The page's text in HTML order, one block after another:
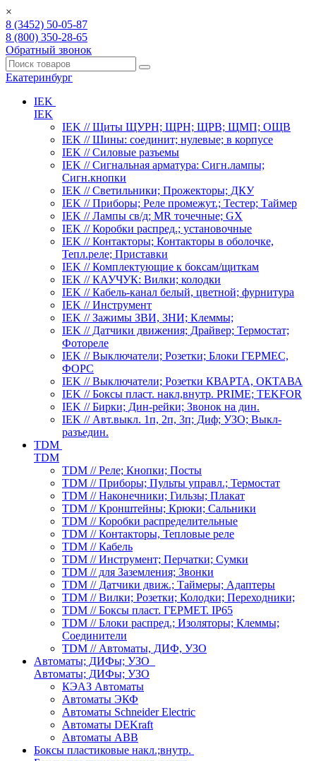
×
8 (3452) 50-05-87
8 (800) 350-28-65
Обратный звонок
Екатеринбург
IEK
IEK
IEK // Щиты ЩУРН; ЩРН; ЩРВ; ЩМП; ОЩВ
IEK // Шины: соединит; нулевые; в корпусе
IEK // Силовые разъемы
IEK // Сигнальная арматура: Сигн.лампы;
Сигн.кнопки
IEK // Светильники; Прожекторы; ДКУ
IEK // Приборы; Реле промежут.; Тестер; Таймер
IEK // Лампы св/д; MR точечные; GX
IEK // Коробки распред.; установочные
IEK // Контакторы; Контакторы в оболочке,
Тепл.реле; Приставки
IEK // Комплектующие к боксам/щиткам
IEK // КАУЧУК: Вилки; колодки
IEK // Кабель-канал белый, цветной; фурнитура
IEK // Инструмент
IEK // Зажимы ЗВИ, ЗНИ; Клеммы;
IEK // Датчики движения; Драйвер; Термостат;
Фотореле
IEK // Выключатели; Розетки; Блоки ГЕРМЕС,
ФОРС
IEK // Выключатели; Розетки КВАРТА, ОКТАВА
IEK // Боксы пласт. накл,внутр. PRIME; TEKFOR
IEK // Бирки; Дин-рейки; Звонок на дин.
IEK // Авт.выкл. 1п, 2п, 3п; Диф; УЗО; Выкл-
разъедин.
TDM
TDM
TDM // Реле; Кнопки; Посты
TDM // Приборы; Пульты управл.; Термостат
TDM // Наконечники; Гильзы; Плакат
TDM // Кронштейны; Крюки; Сальники
TDM // Коробки распределительные
TDM // Контакторы, Тепловые реле
TDM // Кабель
TDM // Инструмент; Перчатки; Сумки
TDM // для Заземления; Звонки
TDM // Датчики движ.; Таймеры; Адаптеры
TDM // Вилки; Розетки; Колодки; Переходники;
TDM // Боксы пласт. ГЕРМЕТ. IP65
TDM // Блоки распред.; Изоляторы; Клеммы;
Соединители
TDM // Автоматы, ДИФ, УЗО
Автоматы; ДИФы; УЗО
Автоматы; ДИФы; УЗО
КЭАЗ Автоматы
Автоматы ЭКФ
Автоматы Schneider Electric
Автоматы DEKraft
Автоматы ABB
Боксы пластиковые накл.;внутр.